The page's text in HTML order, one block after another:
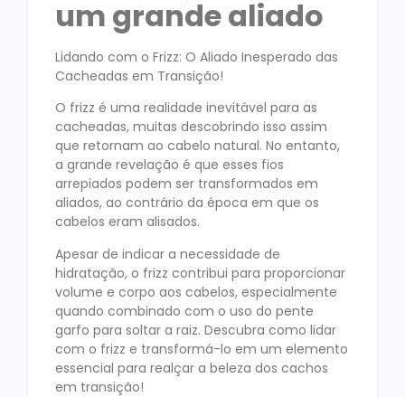
um grande aliado
Lidando com o Frizz: O Aliado Inesperado das
Cacheadas em Transição!
O frizz é uma realidade inevitável para as
cacheadas, muitas descobrindo isso assim
que retornam ao cabelo natural. No entanto,
a grande revelação é que esses fios
arrepiados podem ser transformados em
aliados, ao contrário da época em que os
cabelos eram alisados.
Apesar de indicar a necessidade de
hidratação, o frizz contribui para proporcionar
volume e corpo aos cabelos, especialmente
quando combinado com o uso do pente
garfo para soltar a raiz. Descubra como lidar
com o frizz e transformá-lo em um elemento
essencial para realçar a beleza dos cachos
em transição!